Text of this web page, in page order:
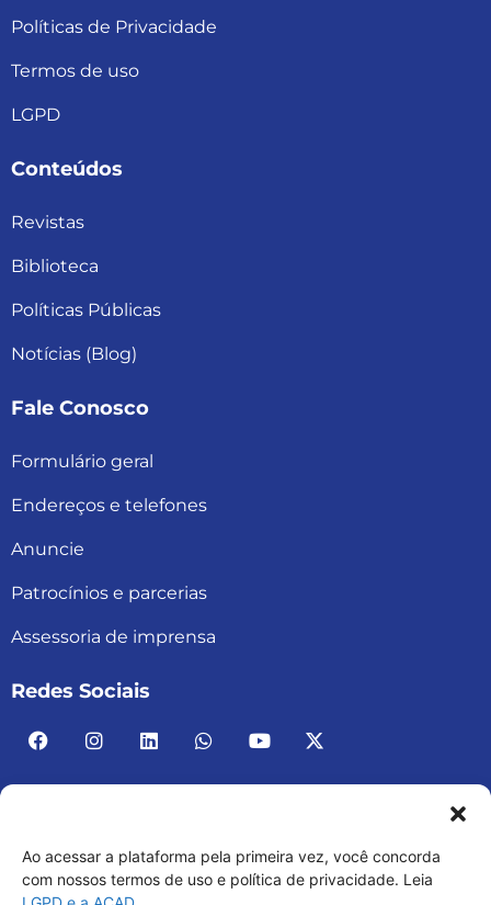
Ao acessar a plataforma pela primeira vez, você concorda
com nossos termos de uso e política de privacidade. Leia
Políticas de Privacidade
Termos de uso
LGPD
Conteúdos
Revistas
Biblioteca
Políticas Públicas
Notícias (Blog)
Fale Conosco
Formulário geral
Endereços e telefones
Anuncie
Patrocínios e parcerias
Assessoria de imprensa
Redes Sociais
ACAD BRASIL – ASSOCIAÇÃO BRASILEIRA DE